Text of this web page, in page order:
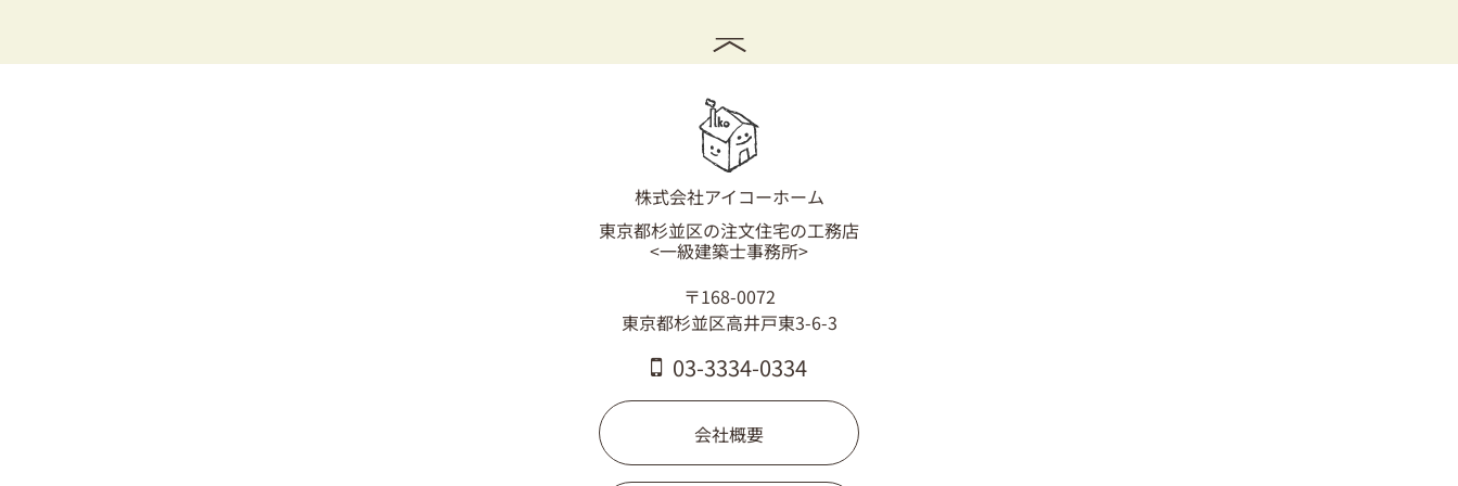
株式会社アイコーホーム
東京都杉並区の注文住宅の工務店
<一級建築士事務所>
〒168-0072
東京都杉並区高井戸東3-6-3
03-3334-0334
会社概要